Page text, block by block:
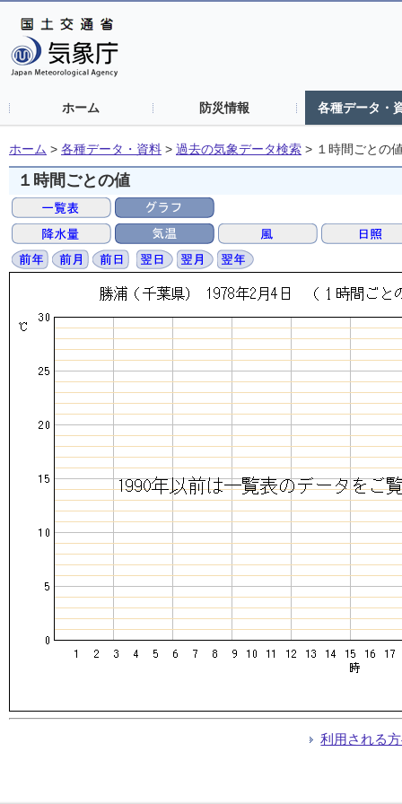
ホーム 防災情報 各種データ・
ホーム > 各種データ・資料 > 過去の気象データ検索 > １時間ごとの
１時間ごとの値
利用される